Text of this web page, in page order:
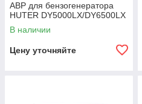
АВР для бензогенератора
HUTER DY5000LX/DY6500LX
В наличии
Цену уточняйте